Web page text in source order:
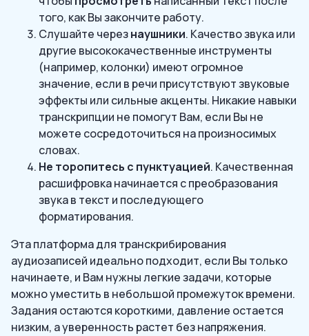
того, как Вы закончите работу.
Слушайте черезнаушники. Качество звука или
другие высококачественные инструменты
(например, колонки) имеют огромное
значение, если в речи присутствуют звуковые
эффекты или сильные акценты. Никакие навыки
транскрипции не помогут Вам, если Вы не
можете сосредоточиться на произносимых
словах.
Не торопитесь с пунктуацией. Качественная
расшифровка начинается с преобразования
звука в текст и последующего
форматирования.
Эта платформа для транскрибирования
аудиозаписей идеально подходит, если Вы только
начинаете, и Вам нужны легкие задачи, которые
можно уместить в небольшой промежуток времени.
Задания остаются короткими, давление остается
низким, а уверенность растет без напряжения.